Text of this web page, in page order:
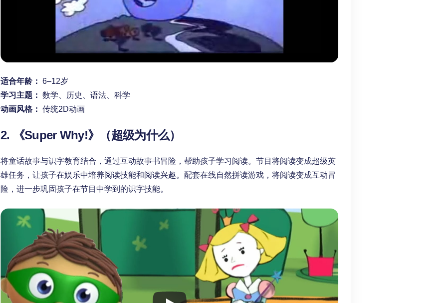
适合年龄： 6–12岁
学习主题： 数学、历史、语法、科学
动画风格： 传统2D动画
2. 《Super Why!》（超级为什么）
将童话故事与识字教育结合，通过互动故事书冒险，帮助孩子学习阅读。节目将阅读变成超级英
雄任务，让孩子在娱乐中培养阅读技能和阅读兴趣。配套在线自然拼读游戏，将阅读变成互动冒
险，进一步巩固孩子在节目中学到的识字技能。